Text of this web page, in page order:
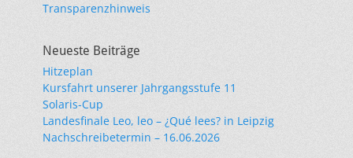
Transparenzhinweis
Neueste Beiträge
Hitzeplan
Kursfahrt unserer Jahrgangsstufe 11
Solaris-Cup
Landesfinale Leo, leo – ¿Qué lees? in Leipzig
Nachschreibetermin – 16.06.2026